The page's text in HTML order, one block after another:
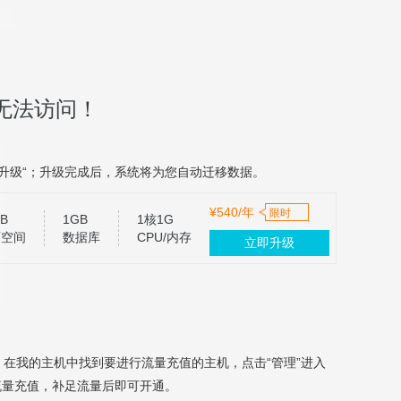
访问！
“；升级完成后，系统将为您自动迁移数据。
间
1GB
数据库
1核1G
CPU/内存
¥540/年 限时
立即升级
在我的主机中找到要进行流量充值的主机，点击“管理”进入
充值，补足流量后即可开通。